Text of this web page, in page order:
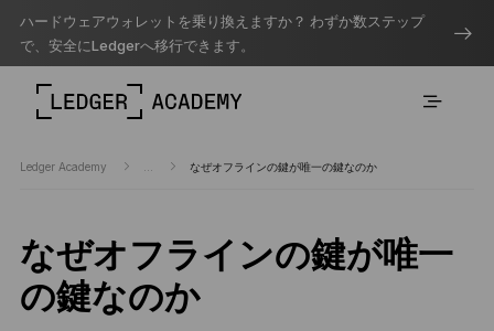
ハードウェアウォレットを乗り換えますか？ わずか数ステップ
で、安全にLedgerへ移行できます。
Ledger Academy なぜオフラインの鍵が唯一の鍵なのか
なぜオフラインの鍵が唯一
の鍵なのか